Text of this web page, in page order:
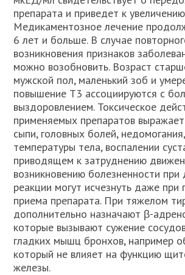
препарата и приведет к
Медикаментозное лечение
6 лет и больше. В случае
возникновения признаков
можно возобновить. Возраст
мужской пол, маленький зоб и
повышение Т3 ассоциируются с
выздоровлением. Токсическое
применяемых препаратов
сыпи, головных болей,
температуры тела, воспалении
приводящем к затруднению
возникновению болезненности при
реакции могут исчезнуть даже
приема препарата. При тяжелом
дополнительно назначают β-
которые вызывают сужение
гладких мышц бронхов, например
который не влияет на функцию
железы.